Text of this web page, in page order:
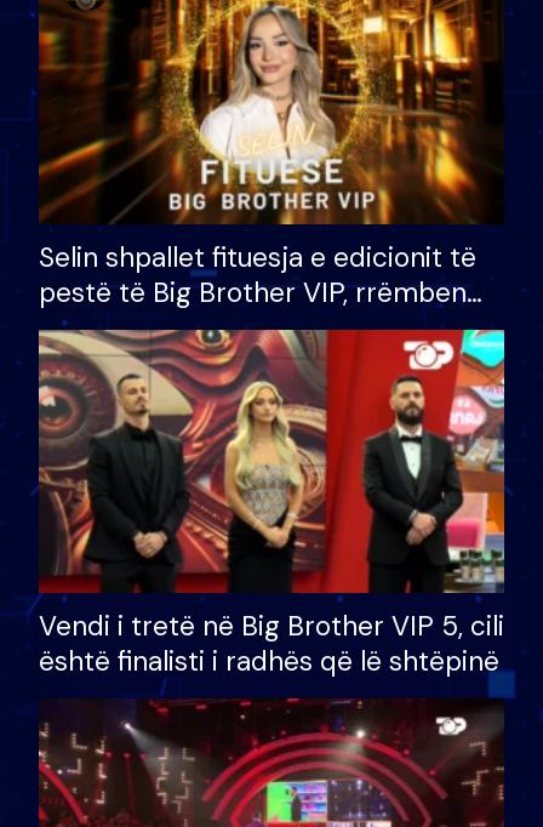
Selin shpallet fituesja e edicionit të
pestë të Big Brother VIP, rrëmben
çmimin e madh prej 100 mijë eurosh
Vendi i tretë në Big Brother VIP 5, cili
është finalisti i radhës që lë shtëpinë